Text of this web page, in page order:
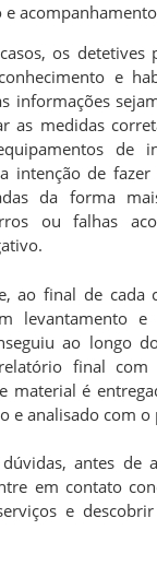
e
os detetives
e
informações
as medidas
de
intenção de
da forma
ou falhas
ao final de cada
levantamento
ao longo
final com
material é
e analisado com
antes de
em contato
e